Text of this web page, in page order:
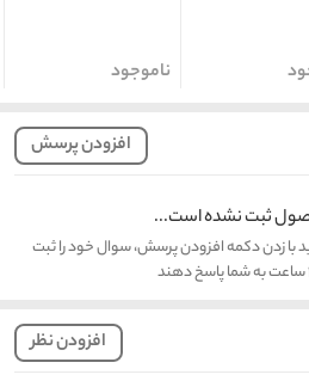
ناموجود
افزودن پرسش
ثبت نشده است...
با زدن دکمه افزودن پرسش، سوال خود را ثبت
افزودن نظر